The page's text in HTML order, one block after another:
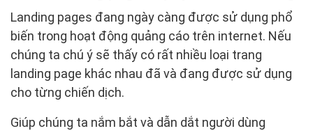
Landing pages đang ngày càng được sử dụng phổ
biến trong hoạt động quảng cáo trên internet. Nếu
chúng ta chú ý sẽ thấy có rất nhiều loại trang
landing page khác nhau đã và đang được sử dụng
cho từng chiến dịch.
Giúp chúng ta nắm bắt và dẫn dắt người dùng